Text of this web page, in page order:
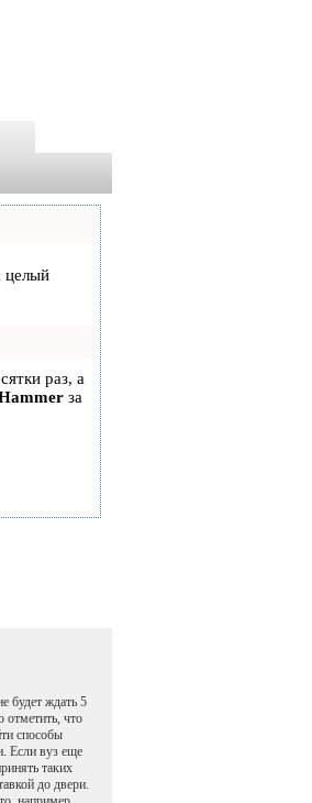
целый
раз, а
за
будет ждать 5
отметить, что
способы
Если вуз еще
таких
до двери.